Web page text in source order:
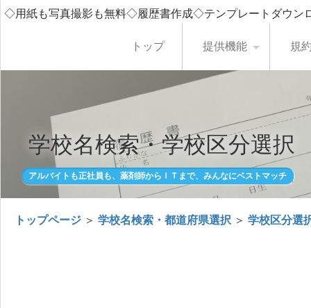
◇用紙も写真撮影も無料◇履歴書作成◇テンプレートダウ
トップ 提供機能 規
学校名検索・学校区分選択
アルバイトも正社員も、薬剤師からＩＴまで、みんなにベストマッチ
トップページ ＞ 学校名検索・都道府県選択 ＞ 学校区分選